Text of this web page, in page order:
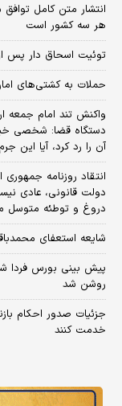
انتشار متن کامل
هر سه کشور است
توئیت اسحاق دار پس
حملات به کشتی‌های
واکنش تند امام جمعه
دستگاه قضا: شخصی
آن را رد کرد، آیا این
انتقاد روزنامه
دولت قانونی، عادی
دروغ و توطئه متوسل
شایعه استعفای
روشن شد
خدمت کنند